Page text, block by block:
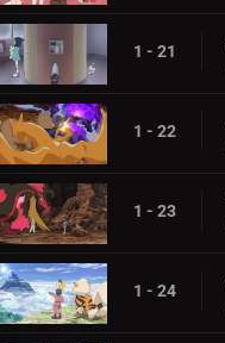
1 - 21
1 - 22
1 - 23
1 - 24